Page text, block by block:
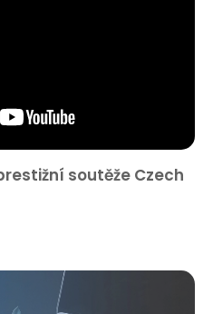
soutěže Czech